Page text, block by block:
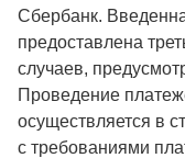
Сбербанк.
предоставлена
случаев,
Проведение
осуществляется в
с требованиями